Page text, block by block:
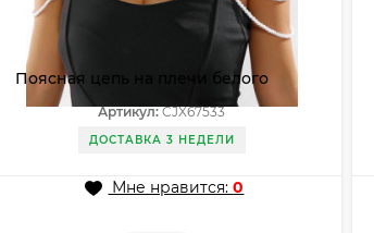
Поясная цепь на плечи белого
цвета с жемчугом CJX67533
Артикул:CJX67533
ДОСТАВКА 3 НЕДЕЛИ
Мне нравится:0